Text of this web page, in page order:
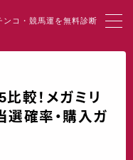
コ・競馬運を無料診断
比較！メガミリ
選確率・購入ガ